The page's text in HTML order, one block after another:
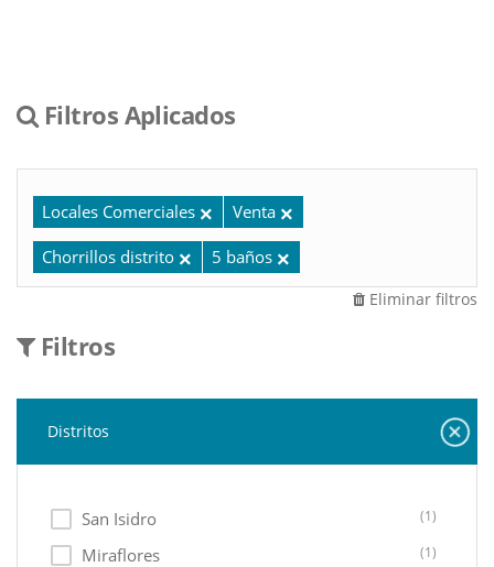
Filtros Aplicados
Locales Comerciales Venta
Chorrillos distrito 5 baños
Eliminar filtros
Filtros
Distritos
San Isidro (1)
Miraflores (1)